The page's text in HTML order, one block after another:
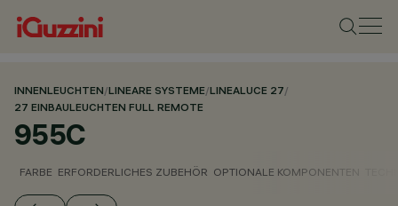
INNENLEUCHTEN/LINEARE SYSTEME/LINEALUCE 27/
27 EINBAULEUCHTEN FULL REMOTE
955C
FARBE ERFORDERLICHES ZUBEHÖR OPTIONALE KOMPONENTEN